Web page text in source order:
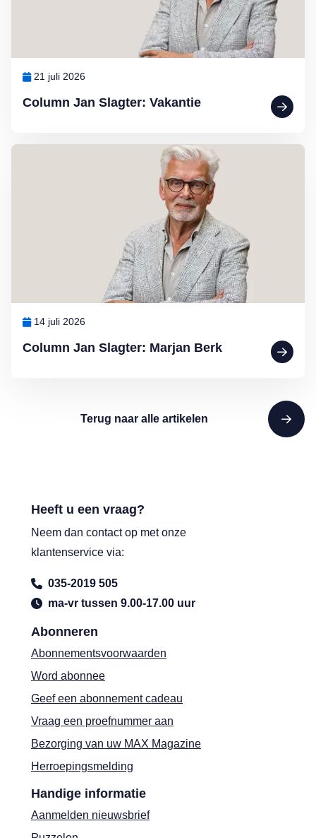
Column Jan Slagter: Vakantie
21 juli 2026
Column Jan Slagter: Marjan Berk
14 juli 2026
Lees meer over Column Jan Slagter: Marjan Berk
Terug naar alle artikelen
Abonneren
Abonnementsvoorwaarden
Word abonnee
Geef een abonnement cadeau
Vraag een proefnummer aan
Bezorging van uw MAX Magazine
Herroepingsmelding
Handige informatie
Aanmelden nieuwsbrief
Heeft u een vraag?
Neem dan contact op met onze
klantenservice via:
035-2019 505
ma-vr tussen 9.00-17.00 uur